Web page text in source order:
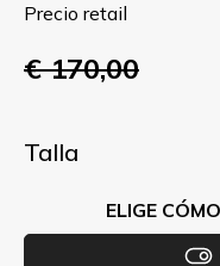
Precio retail
€ 170,00
Talla
ELIGE